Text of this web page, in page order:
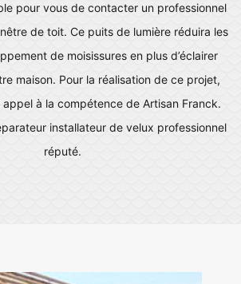
pour vous de contacter un professionnel
de toit. Ce puits de lumière réduira les
de moisissures en plus d’éclairer
maison. Pour la réalisation de ce projet,
à la compétence de Artisan Franck.
installateur de velux professionnel
réputé.